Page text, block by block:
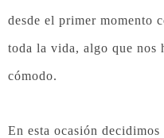
desde el primer momento
toda la vida, algo que
cómodo.
En esta ocasión